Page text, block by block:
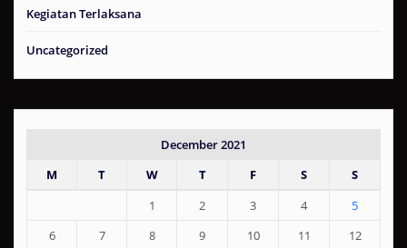
Kegiatan Terlaksana
Uncategorized
December 2021
M
T W T F S
S
1
2 3 4
5
6
7 8 9 10 11
12